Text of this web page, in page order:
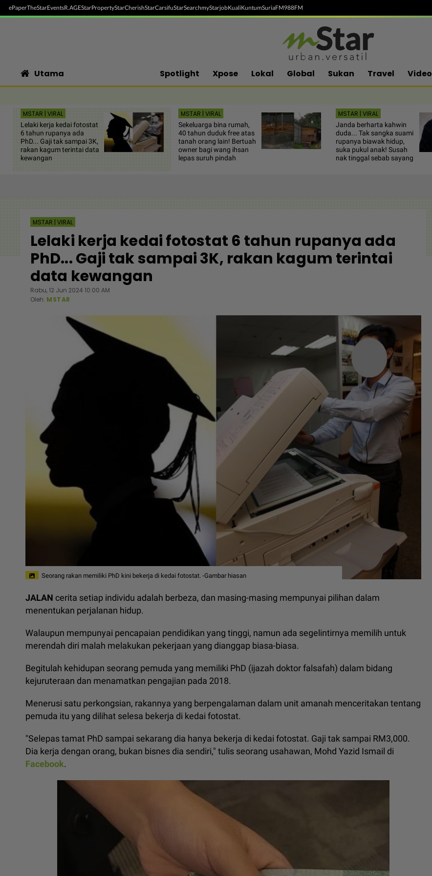
ePaperTheStarEventsR.AGEStarPropertyStarCherishStarCarsifuStarSearchmyStarjobKualiKuntumSuriaFM988FM
Utama Spotlight Xpose Lokal Global Sukan Travel Video
MSTAR | VIRAL
Lelaki kerja kedai fotostat
6 tahun rupanya ada
PhD... Gaji tak sampai 3K,
rakan kagum terintai data
kewangan
MSTAR | VIRAL
Sekeluarga bina rumah,
40 tahun duduk free atas
tanah orang lain! Bertuah
owner bagi wang ihsan
lepas suruh pindah
MSTAR | VIRAL
Janda berharta kahwin
duda... Tak sangka suami
rupanya biawak hidup,
suka pukul anak! Susah
nak tinggal sebab sayang
MSTAR | VIRAL
Lelaki kerja kedai fotostat 6 tahun rupanya ada
PhD... Gaji tak sampai 3K, rakan kagum terintai
data kewangan
Rabu, 12 Jun 2024 10:00 AM
Oleh: MSTAR
Seorang rakan memiliki PhD kini bekerja di kedai fotostat. -Gambar hiasan
JALAN cerita setiap individu adalah berbeza, dan masing-masing mempunyai pilihan dalam
menentukan perjalanan hidup.
Walaupun mempunyai pencapaian pendidikan yang tinggi, namun ada segelintirnya memilih untuk
merendah diri malah melakukan pekerjaan yang dianggap biasa-biasa.
Begitulah kehidupan seorang pemuda yang memiliki PhD (ijazah doktor falsafah) dalam bidang
kejuruteraan dan menamatkan pengajian pada 2018.
Menerusi satu perkongsian, rakannya yang berpengalaman dalam unit amanah menceritakan tentang
pemuda itu yang dilihat selesa bekerja di kedai fotostat.
"Selepas tamat PhD sampai sekarang dia hanya bekerja di kedai fotostat. Gaji tak sampai RM3,000.
Dia kerja dengan orang, bukan bisnes dia sendiri," tulis seorang usahawan, Mohd Yazid Ismail di
Facebook.